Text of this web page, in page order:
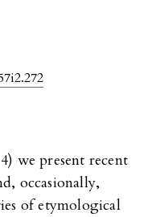
we present recent
occasionally,
of etymological